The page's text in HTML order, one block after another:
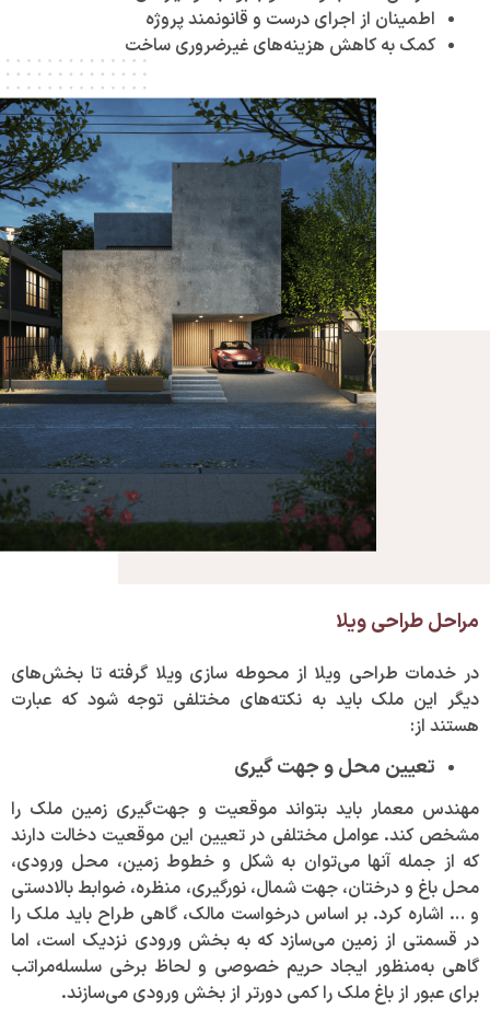
اطمینان از اجرای درست و قانونمند پروژه
کمک به کاهش هزینه‌های غیرضروری ساخت
مراحل طراحی ویلا
در خدمات طراحی ویلا از محوطه سازی ویلا گرفته تا بخش‌های
دیگر این ملک باید به نکته‌های مختلفی توجه شود که عبارت
هستند از:
تعیین محل و جهت گیری
مهندس معمار باید بتواند موقعیت و جهت‌گیری زمین ملک را
مشخص کند. عوامل مختلفی در تعیین این موقعیت دخالت دارند
که از جمله آنها می‌توان به شکل و خطوط زمین، محل ورودی،
محل باغ و درختان، جهت شمال، نورگیری، منظره، ضوابط بالادستی
و … اشاره کرد. بر اساس درخواست مالک، گاهی طراح باید ملک را
در قسمتی از زمین می‌سازد که به بخش ورودی نزدیک است، اما
گاهی به‌منظور ایجاد حریم خصوصی و لحاظ برخی سلسله‌مراتب
برای عبور از باغ ملک را کمی دورتر از بخش ورودی می‌سازند.